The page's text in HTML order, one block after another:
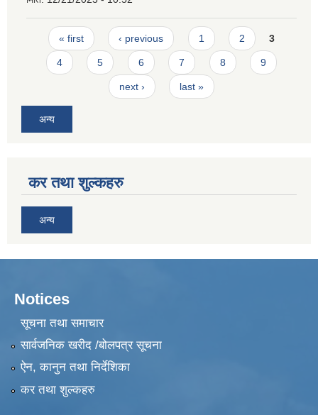
Pages
« first ‹ previous 1 2 3
4 5 6 7 8 9
next › last »
अन्य
कर तथा शुल्कहरु
अन्य
Notices
सूचना तथा समाचार
सार्वजनिक खरीद /बोलपत्र सूचना
ऐन, कानुन तथा निर्देशिका
कर तथा शुल्कहरु